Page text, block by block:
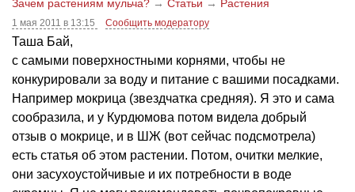
Зачем растениям мульча? → Статьи → Растения
1 мая 2011 в 13:15 Сообщить модератору
Таша Бай,
с самыми поверхностными корнями, чтобы не
конкурировали за воду и питание с вашими посадками.
Например мокрица (звездчатка средняя). Я это и сама
сообразила, и у Курдюмова потом видела добрый
отзыв о мокрице, и в ШЖ (вот сейчас подсмотрела)
есть статья об этом растении. Потом, очитки мелкие,
они засухоустойчивые и их потребности в воде